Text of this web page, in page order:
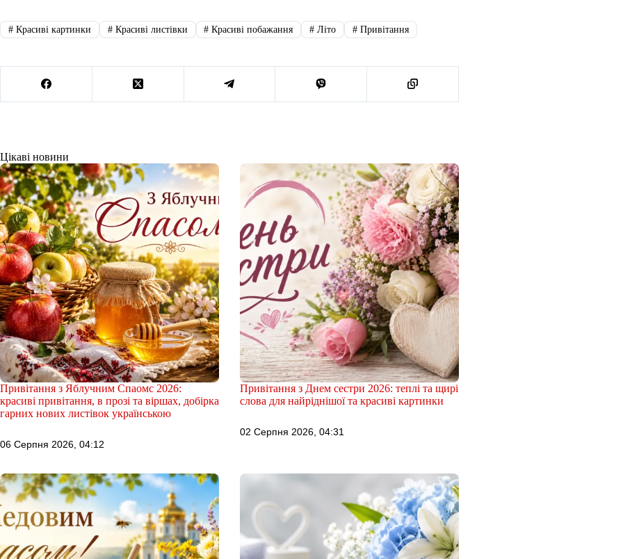
#Красиві картинки #Красиві листівки # Красиві побажання # Літо # Привітання
Цікаві новини
Привітання з Яблучним Спаомс 2026:
красиві привітання, в прозі та віршах, добірка
гарних нових листівок українською
06 Серпня 2026, 04:12
Привітання з Днем сестри 2026: теплі та щирі
слова для найріднішої та красиві картинки
02 Серпня 2026, 04:31